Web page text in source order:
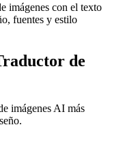
imágenes con el texto
fuentes y estilo
de
imágenes AI más